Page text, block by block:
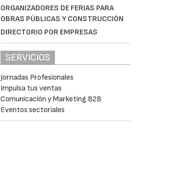
ORGANIZADORES DE FERIAS PARA
OBRAS PÚBLICAS Y CONSTRUCCIÓN
DIRECTORIO POR EMPRESAS
SERVICIOS
Jornadas Profesionales
Impulsa tus ventas
Comunicación y Marketing B2B
Eventos sectoriales